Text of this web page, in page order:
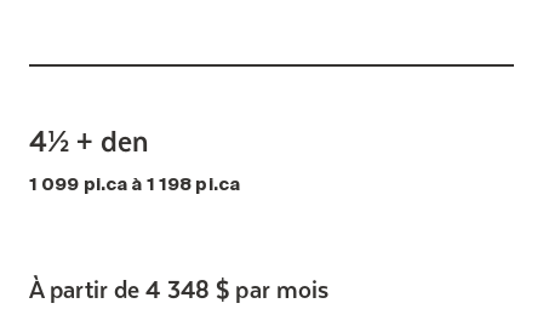
4½ + den
1 099 pi.ca à 1 198 pi.ca
À partir de 4 348 $ par mois